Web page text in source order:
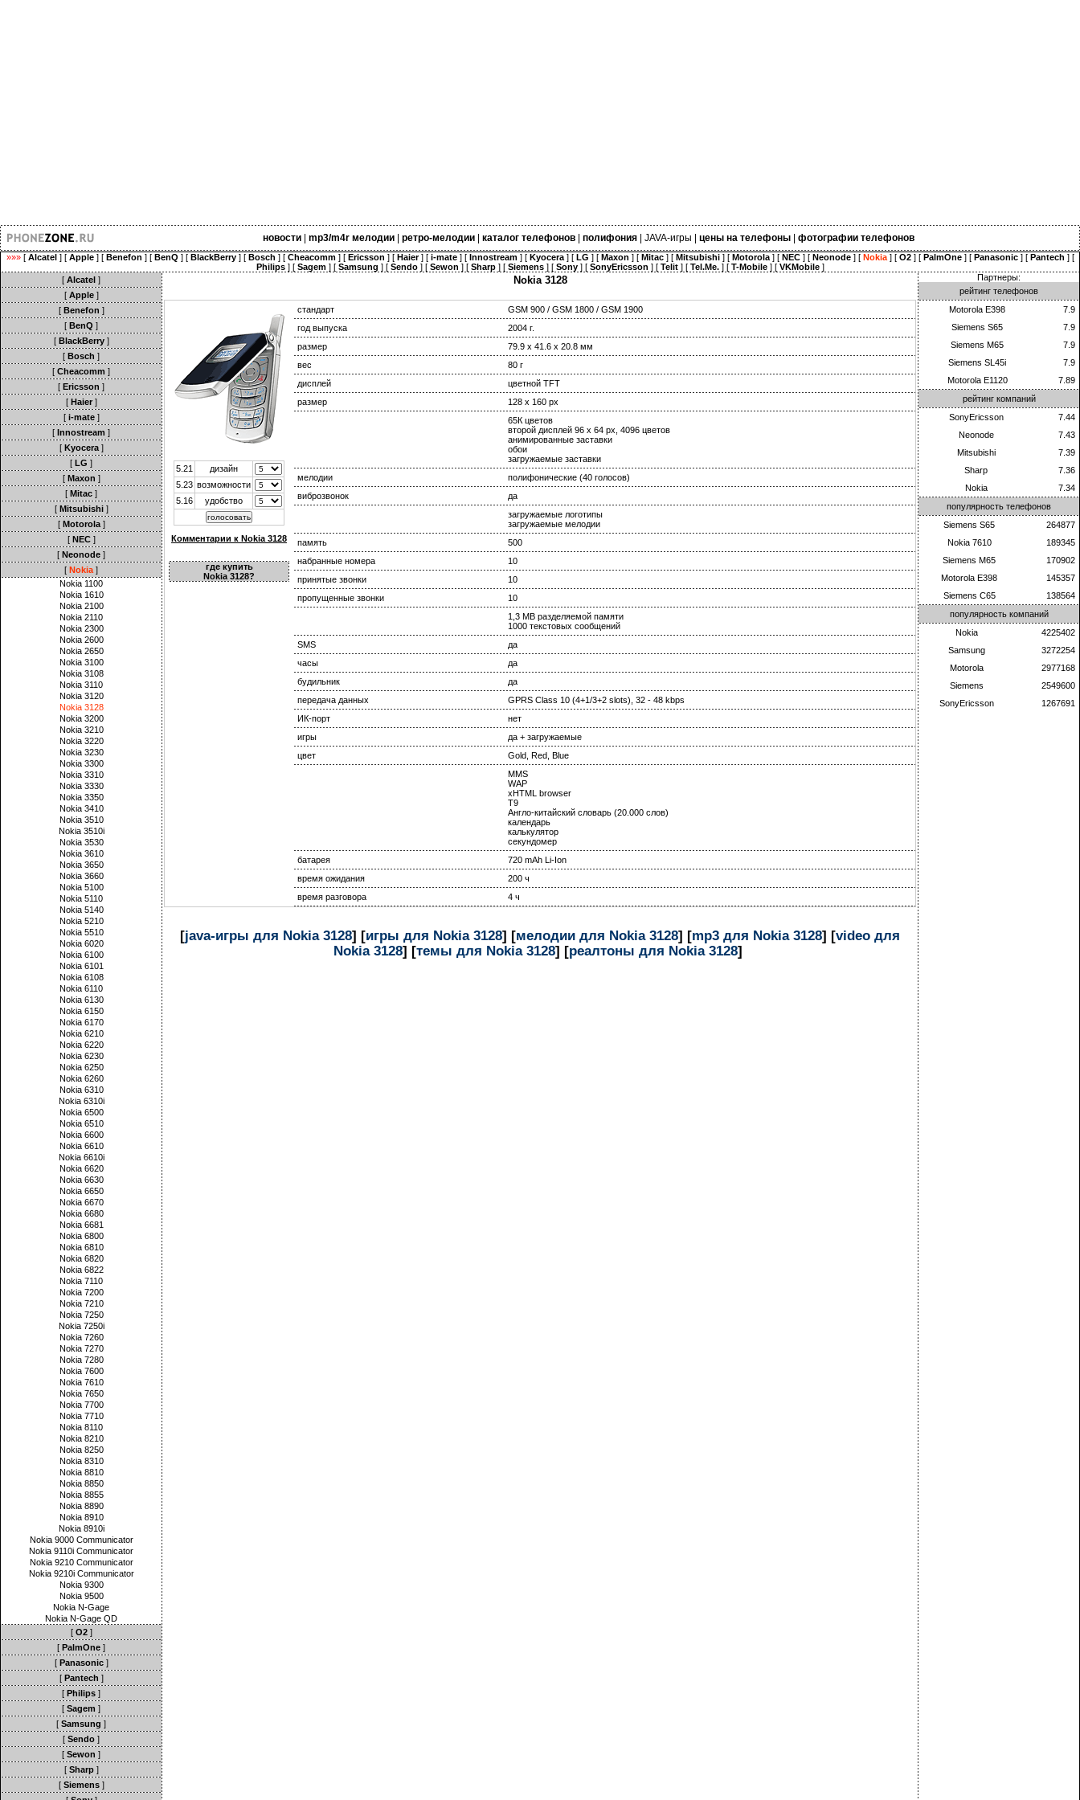
новости| mp3/m4r мелодии| ретро-мелодии| каталог телефонов| полифония| JAVA-игры цены на телефоны| фотографии телефонов
»»»[ Alcatel] [ Apple] [ Benefon ] [ BenQ ] [ BlackBerry] [ Bosch ] [ Cheacomm] [ Ericsson ] [ Haier] [ i-mate] [ Innostream] [ Kyocera] [ LG ] [ Maxon ] [ Mitac] [ Mitsubishi] [ Motorola] [ NEC] [ Neonode] [ Nokia] [ O2] [ PalmOne] [ Panasonic] [ Pantech ] [
Philips] [ Sagem] [ Samsung ] [ Sendo] [ Sewon ] [ Sharp] [ Siemens] [ Sony] [ SonyEricsson ] [ Telit] [ Tel.Me.] [ T-Mobile] [ VKMobile]
[ Alcatel ]
[ Apple]
[ Benefon ]
[ BenQ ]
[ BlackBerry]
[ Bosch ]
[ Cheacomm ]
[ Ericsson ]
[ Haier]
[ i-mate]
[ Innostream ]
[ Kyocera]
[ LG ]
[ Maxon ]
[ Mitac ]
[ Mitsubishi]
[ Motorola]
[ NEC]
[ Neonode ]
[ Nokia ]
Nokia 1100
Nokia 1610
Nokia 2100
Nokia 2110
Nokia 2300
Nokia 2600
Nokia 2650
Nokia 3100
Nokia 3108
Nokia 3110
Nokia 3120
Nokia 3128
Nokia 3200
Nokia 3210
Nokia 3220
Nokia 3230
Nokia 3300
Nokia 3310
Nokia 3330
Nokia 3350
Nokia 3410
Nokia 3510
Nokia 3510i
Nokia 3530
Nokia 3610
Nokia 3650
Nokia 3660
Nokia 5100
Nokia 5110
Nokia 5140
Nokia 5210
Nokia 5510
Nokia 6020
Nokia 6100
Nokia 6101
Nokia 6108
Nokia 6110
Nokia 6130
Nokia 6150
Nokia 6170
Nokia 6210
Nokia 6220
Nokia 6230
Nokia 6250
Nokia 6260
Nokia 6310
Nokia 6310i
Nokia 6500
Nokia 6510
Nokia 6600
Nokia 6610
Nokia 6610i
Nokia 6620
Nokia 6630
Nokia 6650
Nokia 6670
Nokia 6680
Nokia 6681
Nokia 6800
Nokia 6810
Nokia 6820
Nokia 6822
Nokia 7110
Nokia 7200
Nokia 7210
Nokia 7250
Nokia 7250i
Nokia 7260
Nokia 7270
Nokia 7280
Nokia 7600
Nokia 7610
Nokia 7650
Nokia 7700
Nokia 7710
Nokia 8110
Nokia 8210
Nokia 8250
Nokia 8310
Nokia 8810
Nokia 8850
Nokia 8855
Nokia 8890
Nokia 8910
Nokia 8910i
Nokia 9000 Communicator
Nokia 9110i Communicator
Nokia 9210 Communicator
Nokia 9210i Communicator
Nokia 9300
Nokia 9500
Nokia N-Gage
Nokia N-Gage QD
[ O2]
[ PalmOne ]
[ Panasonic]
[ Pantech ]
[ Philips ]
[ Sagem ]
[ Samsung ]
[ Sendo ]
[ Sewon ]
[ Sharp]
[ Siemens]
Nokia 3128
5.21
дизайн
5.23 возможности
5.16
удобство
Комментарии к Nokia 3128
где купить
Nokia 3128?
стандарт
GSM 900 / GSM 1800 / GSM 1900
год выпуска
2004 г.
размер
79.9 х 41.6 х 20.8 мм
вес
80 г
дисплей
цветной TFT
размер
128 x 160 px
65К цветов
второй дисплей 96 x 64 px, 4096 цветов
анимированные заставки
обои
загружаемые заставки
мелодии
полифонические (40 голосов)
виброзвонок
да
загружаемые логотипы
загружаемые мелодии
память
500
набранные номера
10
принятые звонки
10
пропущенные звонки
10
1,3 MB разделяемой памяти
1000 текстовых сообщений
SMS
да
часы
да
будильник
да
передача данных
GPRS Class 10 (4+1/3+2 slots), 32 - 48 kbps
ИК-порт
нет
игры
да + загружаемые
цвет
Gold, Red, Blue
MMS
WAP
xHTML browser
T9
Англо-китайский словарь (20.000 слов)
календарь
калькулятор
секундомер
батарея
720 mAh Li-Ion
время ожидания
200 ч
время разговора
4 ч
[java-игры для Nokia 3128] [игры для Nokia 3128] [мелодии для Nokia 3128] [mp3 для Nokia 3128] [video для
Nokia 3128] [темы для Nokia 3128] [реалтоны для Nokia 3128]
Партнеры:
рейтинг телефонов
Motorola E398
7.9
Siemens S65
7.9
Siemens M65
7.9
Siemens SL45i
7.9
Motorola E1120
7.89
рейтинг компаний
SonyEricsson
7.44
Neonode
7.43
Mitsubishi
7.39
Sharp
7.36
Nokia
7.34
популярность телефонов
Siemens S65
264877
Nokia 7610
189345
Siemens M65
170902
Motorola E398
145357
Siemens C65
138564
популярность компаний
Nokia
4225402
Samsung
3272254
Motorola
2977168
Siemens
2549600
SonyEricsson
1267691